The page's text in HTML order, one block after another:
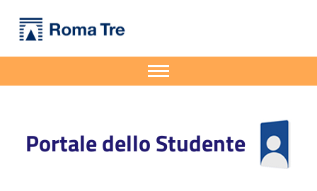
Come rinnovare l’iscrizione per gli anni successivi - Portale dello Studente
Portale dello Studente
Apri il menu secondario
Header info sidebar